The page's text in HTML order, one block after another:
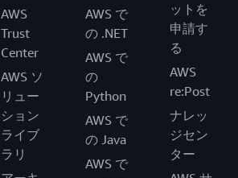
AWS
Trust
Center
AWS ソ
リュー
ション
ライブ
ラリ
AWS で
の .NET
AWS で
の
Python
AWS で
の Java
AWS で
ットを
申請す
る
AWS
re:Post
ナレッ
ジセン
ター